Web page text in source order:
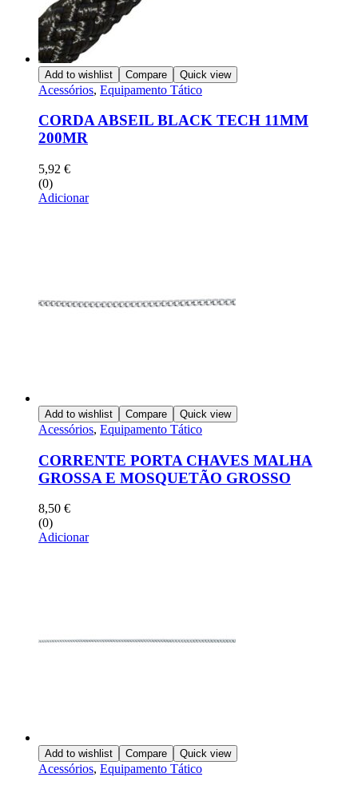
Add to wishlist Compare Quick view
Acessórios, Equipamento Tático
CORDA ABSEIL BLACK TECH 11MM
200MR
5,92 €
(0)
Adicionar
Add to wishlist Compare Quick view
Acessórios, Equipamento Tático
CORRENTE PORTA CHAVES MALHA
GROSSA E MOSQUETÃO GROSSO
8,50 €
(0)
Adicionar
Add to wishlist Compare Quick view
Acessórios, Equipamento Tático